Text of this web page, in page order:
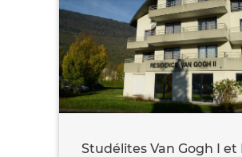
Studélites Van Gogh I et II